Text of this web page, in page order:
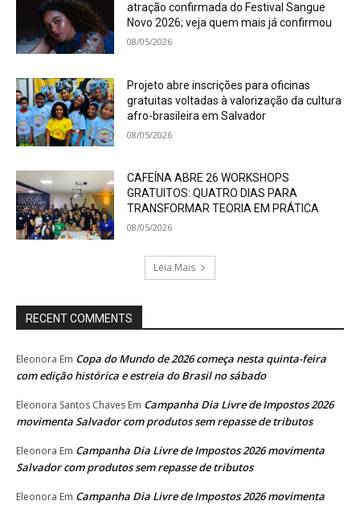
atração confirmada do Festival Sangue
Novo 2026; veja quem mais já confirmou
08/05/2026
Projeto abre inscrições para oficinas
gratuitas voltadas à valorização da cultura
afro-brasileira em Salvador
08/05/2026
CAFEÍNA ABRE 26 WORKSHOPS
GRATUITOS: QUATRO DIAS PARA
TRANSFORMAR TEORIA EM PRÁTICA
08/05/2026
Leia Mais
RECENT COMMENTS
Eleonora Em Copa do Mundo de 2026 começa nesta quinta-feira
com edição histórica e estreia do Brasil no sábado
Eleonora Santos Chaves Em Campanha Dia Livre de Impostos 2026
movimenta Salvador com produtos sem repasse de tributos
Eleonora Em Campanha Dia Livre de Impostos 2026 movimenta
Salvador com produtos sem repasse de tributos
Eleonora Em Campanha Dia Livre de Impostos 2026 movimenta